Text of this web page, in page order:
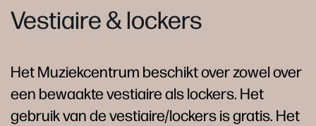
Vestiaire & lockers
Het Muziekcentrum beschikt over zowel over
een bewaakte vestiaire als lockers. Het
gebruik van de vestiaire/lockers is gratis. Het